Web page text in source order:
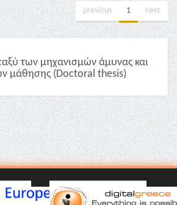
previous 1 next
των μηχανισμών άμυνας και
μάθησης (Doctoral thesis)